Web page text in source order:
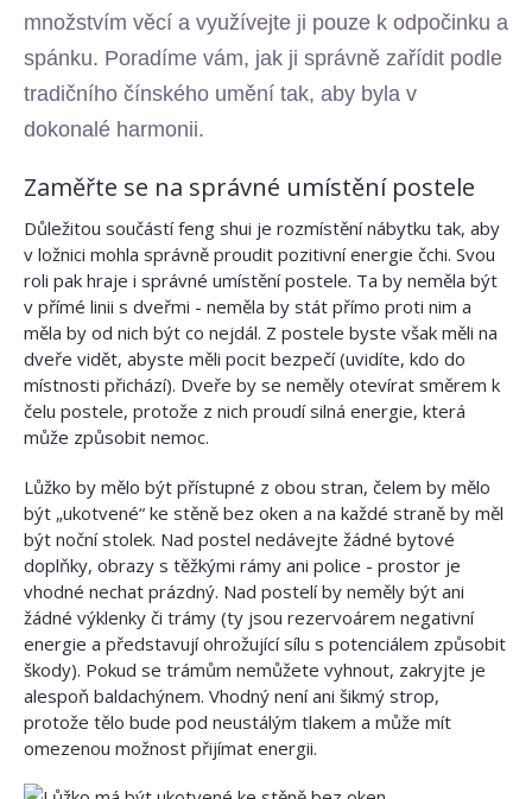
množstvím věcí a využívejte ji pouze k odpočinku a
spánku. Poradíme vám, jak ji správně zařídit podle
tradičního čínského umění tak, aby byla v
dokonalé harmonii.
Zaměřte se na správné umístění postele
Důležitou součástí feng shui je rozmístění nábytku tak, aby
v ložnici mohla správně proudit pozitivní energie čchi. Svou
roli pak hraje i správné umístění postele. Ta by neměla být
v přímé linii s dveřmi - neměla by stát přímo proti nim a
měla by od nich být co nejdál. Z postele byste však měli na
dveře vidět, abyste měli pocit bezpečí (uvidíte, kdo do
místnosti přichází). Dveře by se neměly otevírat směrem k
čelu postele, protože z nich proudí silná energie, která
může způsobit nemoc.
Lůžko by mělo být přístupné z obou stran, čelem by mělo
být „ukotvené“ ke stěně bez oken a na každé straně by měl
být noční stolek. Nad postel nedávejte žádné bytové
doplňky, obrazy s těžkými rámy ani police - prostor je
vhodné nechat prázdný. Nad postelí by neměly být ani
žádné výklenky či trámy (ty jsou rezervoárem negativní
energie a představují ohrožující sílu s potenciálem způsobit
škody). Pokud se trámům nemůžete vyhnout, zakryjte je
alespoň baldachýnem. Vhodný není ani šikmý strop,
protože tělo bude pod neustálým tlakem a může mít
omezenou možnost přijímat energii.